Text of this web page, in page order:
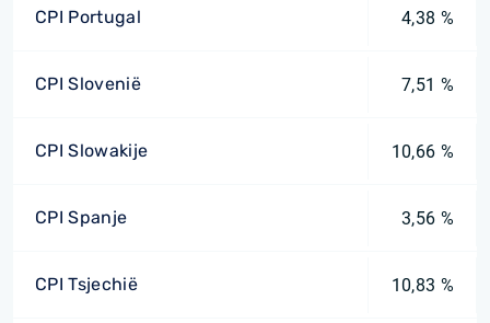
CPI Portugal 4,38 %
CPI Slovenië 7,51 %
CPI Slowakije 10,66 %
CPI Spanje 3,56 %
CPI Tsjechië 10,83 %